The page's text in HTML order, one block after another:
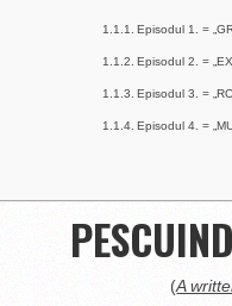
Episodul 1. =
Episodul 2. =
Episodul 3. =
Episodul 4. =
(A